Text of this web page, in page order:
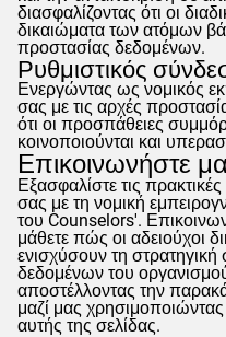
διασφαλίζοντας ότι οι
δικαιώματα των ατόμων
προστασίας δεδομένων.
Ρυθμιστικός
Ενεργώντας ως νομικός
σας με τις αρχές
ότι οι προσπάθειες
κοινοποιούνται και
Επικοινωνήστε
Εξασφαλίστε τις
σας με τη νομική
του Counselors'.
μάθετε πώς οι αδειούχοι
ενισχύσουν τη
δεδομένων του
αποστέλλοντας την
μαζί μας
αυτής της σελίδας.